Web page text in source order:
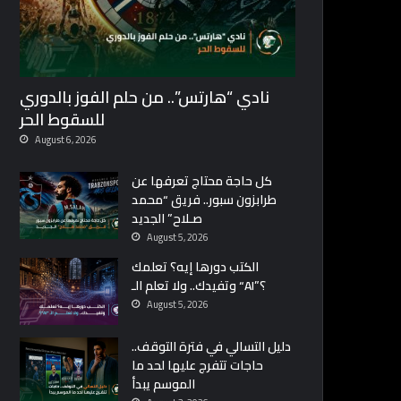
نادي “هارتس”.. من حلم الفوز بالدوري
للسقوط الحر
August 6, 2026
كل حاجة محتاج تعرفها عن
طرابزون سبور.. فريق “محمد
صـلاح” الجديد
August 5, 2026
الكتب دورها إيه؟ تعلمك
وتفيدك.. ولا تعلم الـ “AI”؟
August 5, 2026
دليل التسالي في فترة التوقف..
حاجات تتفرج عليها لحد ما
الموسم يبدأ